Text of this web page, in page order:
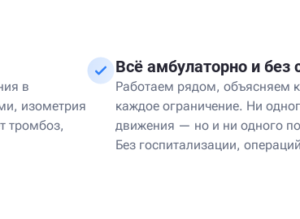
в
изометрия
тромбоз,
Всё амбулаторно и без
Работаем рядом, объясняем
каждое ограничение. Ни
движения — но и ни одного
Без госпитализации,